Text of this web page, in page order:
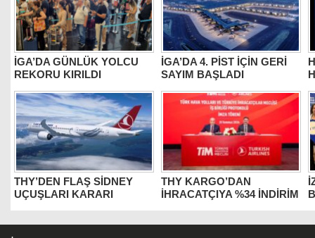
İGA’DA GÜNLÜK YOLCU
REKORU KIRILDI
İGA’DA 4. PİST İÇİN GERİ
SAYIM BAŞLADI
THY’DEN FLAŞ SİDNEY
UÇUŞLARI KARARI
THY KARGO’DAN
İHRACATÇIYA %34 İNDİRİM